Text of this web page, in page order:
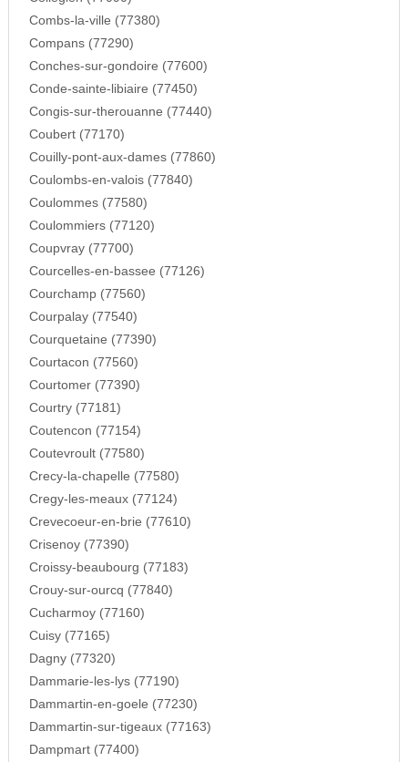
Combs-la-ville (77380)
Compans (77290)
Conches-sur-gondoire (77600)
Conde-sainte-libiaire (77450)
Congis-sur-therouanne (77440)
Coubert (77170)
Couilly-pont-aux-dames (77860)
Coulombs-en-valois (77840)
Coulommes (77580)
Coulommiers (77120)
Coupvray (77700)
Courcelles-en-bassee (77126)
Courchamp (77560)
Courpalay (77540)
Courquetaine (77390)
Courtacon (77560)
Courtomer (77390)
Courtry (77181)
Coutencon (77154)
Coutevroult (77580)
Crecy-la-chapelle (77580)
Cregy-les-meaux (77124)
Crevecoeur-en-brie (77610)
Crisenoy (77390)
Croissy-beaubourg (77183)
Crouy-sur-ourcq (77840)
Cucharmoy (77160)
Cuisy (77165)
Dagny (77320)
Dammarie-les-lys (77190)
Dammartin-en-goele (77230)
Dammartin-sur-tigeaux (77163)
Dampmart (77400)